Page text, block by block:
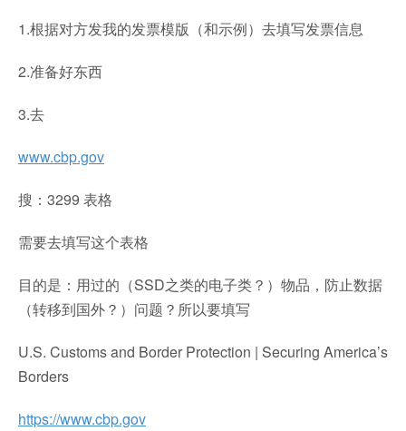
1.根据对方发我的发票模版（和示例）去填写发票信息
2.准备好东西
3.去
www.cbp.gov
搜：3299 表格
需要去填写这个表格
目的是：用过的（SSD之类的电子类？）物品，防止数据
（转移到国外？）问题？所以要填写
U.S. Customs and Border Protection | Securing America’s
Borders
https://www.cbp.gov